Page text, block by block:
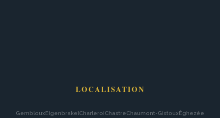
LOCALISATION
Gembloux EigenbrakelCharleroiChastreChaumont-Gistoux Éghezée